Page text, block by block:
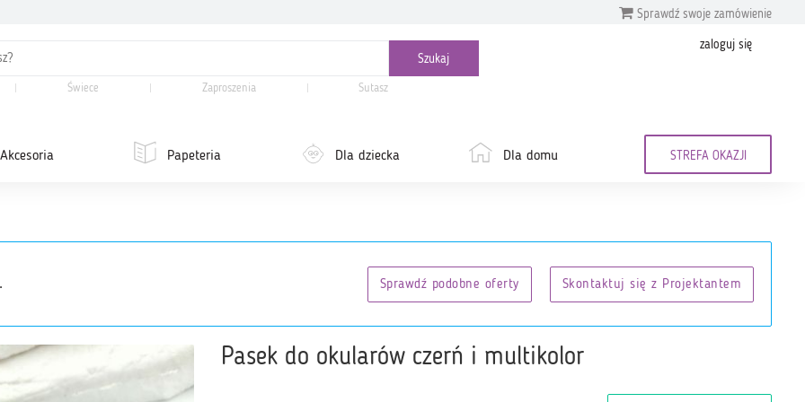
Sprawdź swoje zamówienie
Świece Zaproszenia Sutasz
zaloguj się
Akcesoria Papeteria Dla dziecka Dla domu STREFA OKAZJI
Sprawdź podobne oferty Skontaktuj się z Projektantem
Pasek do okularów czerń i multikolor